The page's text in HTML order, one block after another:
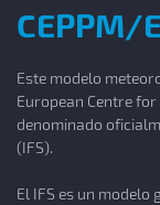
CEPPM/
Este modelo
European Centre
denominado
(IFS).
El IFS es un modelo